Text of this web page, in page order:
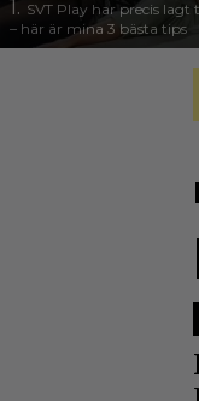
1. SVT Play har precis lagt
– här är mina 3 bästa tips